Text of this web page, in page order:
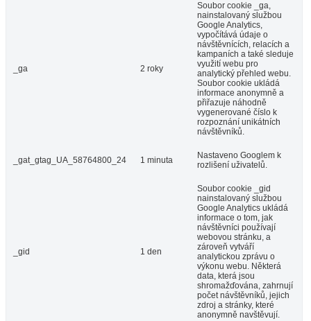
_ga 2 roky
Soubor cookie _ga,
nainstalovaný službou
Google Analytics,
vypočítává údaje o
návštěvnících, relacích a
kampaních a také sleduje
využití webu pro
analytický přehled webu.
Soubor cookie ukládá
informace anonymně a
přiřazuje náhodně
vygenerované číslo k
rozpoznání unikátních
návštěvníků.
_gat_gtag_UA_58764800_24 1 minuta
Nastaveno Googlem k
rozlišení uživatelů.
_gid 1 den
Soubor cookie _gid
nainstalovaný službou
Google Analytics ukládá
informace o tom, jak
návštěvníci používají
webovou stránku, a
zároveň vytváří
analytickou zprávu o
výkonu webu. Některá
data, která jsou
shromažďována, zahrnují
počet návštěvníků, jejich
zdroj a stránky, které
anonymně navštěvují.